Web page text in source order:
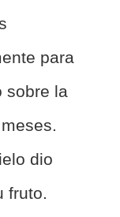
para
sobre la
dio
fruto.